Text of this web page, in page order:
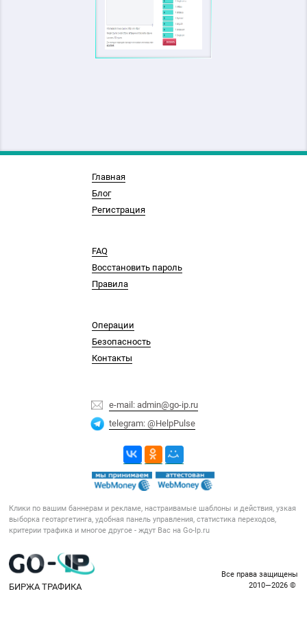
БИРЖА ТРАФИКА
Все права защищены
2010—2026 © ️
Главная
Блог
Регистрация
FAQ
Восстановить пароль
Правила
Операции
Безопасность
Контакты
e-mail: admin@go-ip.ru
telegram: @HelpPulse
Клики по вашим баннерам и рекламе, настраивамые шаблоны и действия, узкая
выборка геотаргетинга, удобная панель управления, статистика переходов,
критерии трафика и многое другое - ждут Вас на Go-Ip.ru